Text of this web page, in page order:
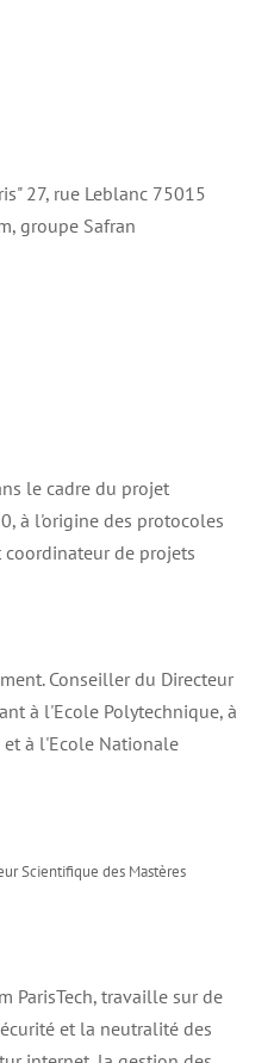
27, rue Leblanc 75015
groupe Safran
le cadre du projet
à l'origine des protocoles
de projets
Conseiller du Directeur
à l'Ecole Polytechnique, à
et à l'Ecole Nationale
Scientifique des Mastères
ParisTech, travaille sur de
et la neutralité des